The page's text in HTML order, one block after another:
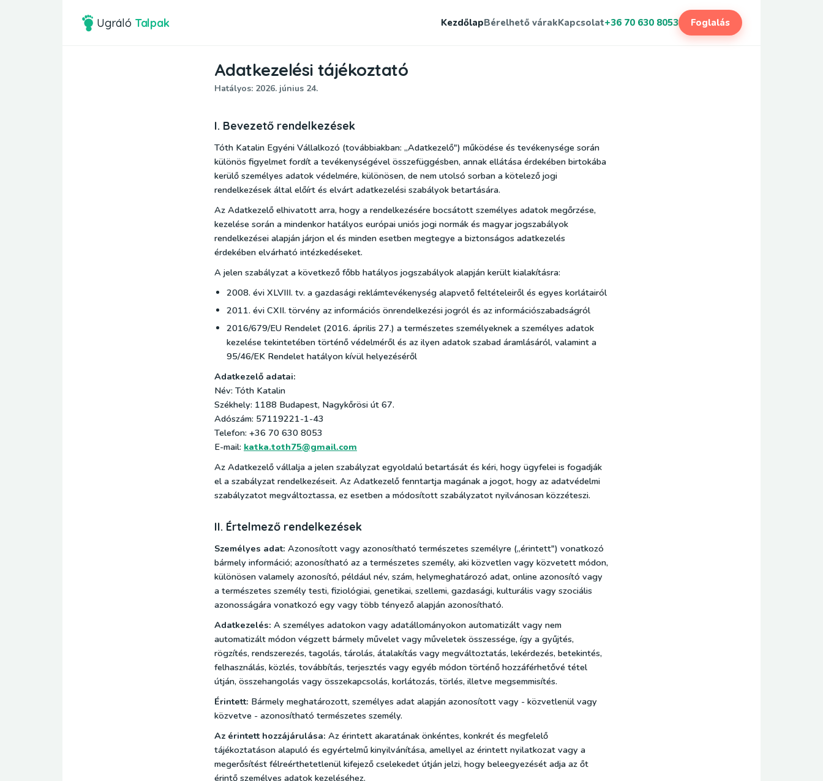
Ugráló Talpak KezdőlapBérelhető várakKapcsolat+36 70 630 8053 Foglalás
Adatkezelési tájékoztató
Hatályos: 2026. június 24.
I. Bevezető rendelkezések
Tóth Katalin Egyéni Vállalkozó (továbbiakban: „Adatkezelő") működése és tevékenysége során
különös figyelmet fordít a tevékenységével összefüggésben, annak ellátása érdekében birtokába
kerülő személyes adatok védelmére, különösen, de nem utolsó sorban a kötelező jogi
rendelkezések által előírt és elvárt adatkezelési szabályok betartására.
Az Adatkezelő elhivatott arra, hogy a rendelkezésére bocsátott személyes adatok megőrzése,
kezelése során a mindenkor hatályos európai uniós jogi normák és magyar jogszabályok
rendelkezései alapján járjon el és minden esetben megtegye a biztonságos adatkezelés
érdekében elvárható intézkedéseket.
A jelen szabályzat a következő főbb hatályos jogszabályok alapján került kialakításra:
2008. évi XLVIII. tv. a gazdasági reklámtevékenység alapvető feltételeiről és egyes korlátairól
2011. évi CXII. törvény az információs önrendelkezési jogról és az információszabadságról
2016/679/EU Rendelet (2016. április 27.) a természetes személyeknek a személyes adatok
kezelése tekintetében történő védelméről és az ilyen adatok szabad áramlásáról, valamint a
95/46/EK Rendelet hatályon kívül helyezéséről
Adatkezelő adatai:
Név: Tóth Katalin
Székhely: 1188 Budapest, Nagykőrösi út 67.
Adószám: 57119221-1-43
Telefon: +36 70 630 8053
E-mail: katka.toth75@gmail.com
Az Adatkezelő vállalja a jelen szabályzat egyoldalú betartását és kéri, hogy ügyfelei is fogadják
el a szabályzat rendelkezéseit. Az Adatkezelő fenntartja magának a jogot, hogy az adatvédelmi
szabályzatot megváltoztassa, ez esetben a módosított szabályzatot nyilvánosan közzéteszi.
II. Értelmező rendelkezések
Személyes adat: Azonosított vagy azonosítható természetes személyre („érintett") vonatkozó
bármely információ; azonosítható az a természetes személy, aki közvetlen vagy közvetett módon,
különösen valamely azonosító, például név, szám, helymeghatározó adat, online azonosító vagy
a természetes személy testi, fiziológiai, genetikai, szellemi, gazdasági, kulturális vagy szociális
azonosságára vonatkozó egy vagy több tényező alapján azonosítható.
Adatkezelés: A személyes adatokon vagy adatállományokon automatizált vagy nem
automatizált módon végzett bármely művelet vagy műveletek összessége, így a gyűjtés,
rögzítés, rendszerezés, tagolás, tárolás, átalakítás vagy megváltoztatás, lekérdezés, betekintés,
felhasználás, közlés, továbbítás, terjesztés vagy egyéb módon történő hozzáférhetővé tétel
útján, összehangolás vagy összekapcsolás, korlátozás, törlés, illetve megsemmisítés.
Érintett: Bármely meghatározott, személyes adat alapján azonosított vagy - közvetlenül vagy
közvetve - azonosítható természetes személy.
Az érintett hozzájárulása: Az érintett akaratának önkéntes, konkrét és megfelelő
tájékoztatáson alapuló és egyértelmű kinyilvánítása, amellyel az érintett nyilatkozat vagy a
megerősítést félreérthetetlenül kifejező cselekedet útján jelzi, hogy beleegyezését adja az őt
érintő személyes adatok kezeléséhez.